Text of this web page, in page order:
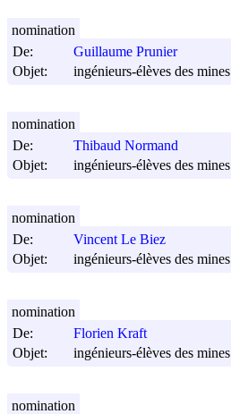
De:
Guillaume Prunier
Objet:
ingénieurs-élèves des mines
nomination
De:
Thibaud Normand
Objet:
ingénieurs-élèves des mines
nomination
De:
Vincent Le Biez
Objet:
ingénieurs-élèves des mines
nomination
De:
Florien Kraft
Objet:
ingénieurs-élèves des mines
nomination
nomination